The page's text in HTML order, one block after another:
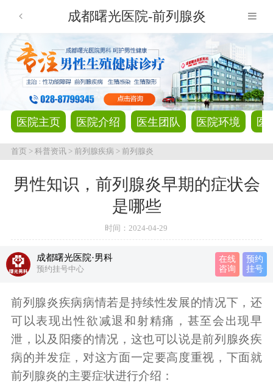
成都曙光医院-前列腺炎
医院主页 医院介绍 医生团队 医院环境 医
首页> 科普资讯> 前列腺疾病 > 前列腺炎
男性知识，前列腺炎早期的症状会
是哪些
时间：2024-04-29
成都曙光医院·男科
预约挂号中心
在线
咨询
预约
挂号
前列腺炎疾病病情若是持续性发展的情况下，还
可以表现出性欲减退和射精痛，甚至会出现早
泄，以及阳痿的情况，这也可以说是前列腺炎疾
病的并发症，对这方面一定要高度重视，下面就
前列腺炎的主要症状进行介绍：